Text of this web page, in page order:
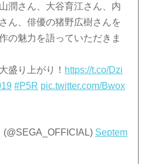
潤さん、大谷育江さん、内
ん、俳優の猪野広樹さんを
の魅力を語っていただきま
盛り上がり！ https://t.co/Dzi
#P5R pic.twitter.com/Bwox
Septem